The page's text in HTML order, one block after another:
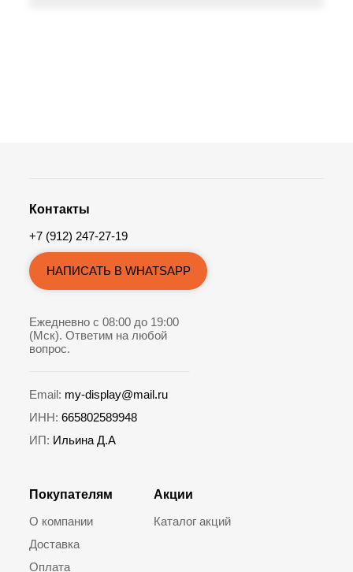
Покупателям
О компании
Доставка
Оплата
Акции
Каталог акций
Контакты
+7 (912) 247-27-19
НАПИСАТЬ В WHATSAPP
Ежедневно с 08:00 до 19:00
(Мск). Ответим на любой
вопрос.
Email: my-display@mail.ru
ИНН: 665802589948
ИП: Ильина Д.А